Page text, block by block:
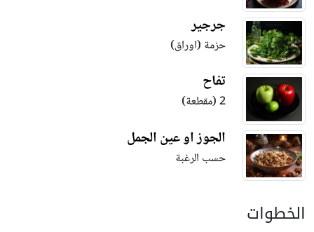
جرجير
حزمة (اوراق)
تفاح
2 (مقطعة)
الجوز او عين الجمل
حسب الرغبة
الخطوات